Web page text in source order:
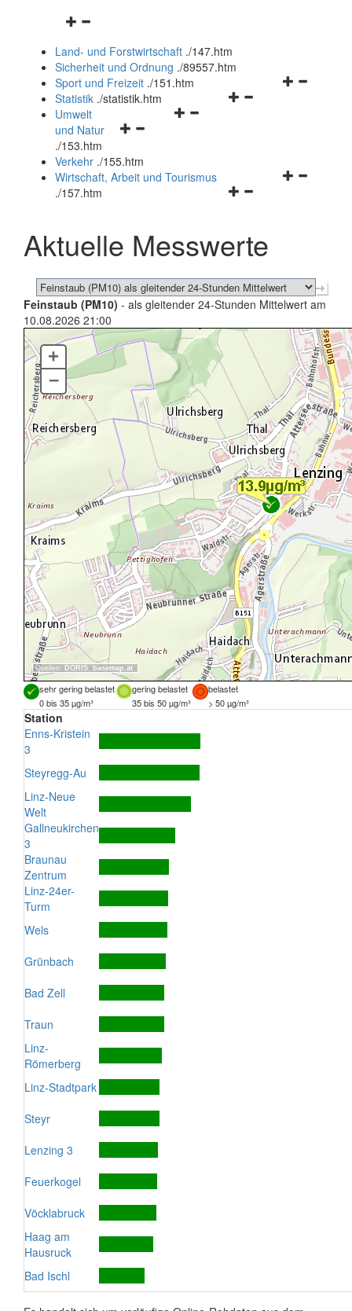
Navigationsmenü
und
schließen
Land- und Forstwirtschaft ./147.htm
Sicherheit und Ordnung ./89557.htm
Navigationsmenü
Sport und Freizeit ./151.htm
Navigationsmenü
Statistik ./statistik.htm
Navigationsmenü
und
schließen
Umwelt
und Natur
./153.htm
Verkehr ./155.htm
Navigationsmenü
schließen
Wirtschaft, Arbeit und Tourismus
./157.htm
Aktuelle Messwerte
Feinstaub (PM10) - als gleitender 24-Stunden Mittelwert am
10.08.2026 21:00
Quellen: DORIS, basemap.at
+
–
sehr gering belastet gering belastet
belastet
0 bis 35 µg/m³
35 bis 50 µg/m³ > 50 µg/m³
Station
Enns-Kristein
3
Steyregg-Au
Linz-Neue
Welt
Gallneukirchen
3
Braunau
Zentrum
Linz-24er-
Turm
Wels
Grünbach
Bad Zell
Traun
Linz-
Römerberg
Linz-Stadtpark
Steyr
Lenzing 3
Feuerkogel
Vöcklabruck
Haag am
Hausruck
Bad Ischl